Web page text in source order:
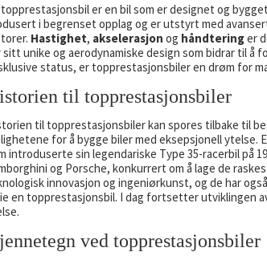
topprestasjonsbil er en bil som er designet og
i begrenset opplag og er utstyrt med
Hastighet, akselerasjon og håndteringer
unike og aerodynamiske design som bidrar til å
status, er topprestasjonsbiler en drøm for
til topprestasjonsbiler
til topprestasjonsbiler kan spores tilbake til
for å bygge biler med eksepsjonell
introduserte sin legendariske Type 35-racerbil på
og Porsche, konkurrert om å lage de
innovasjon og ingeniørkunst, og de har
en topprestasjonsbil. I dag fortsetter utviklingen
ved topprestasjonsbiler